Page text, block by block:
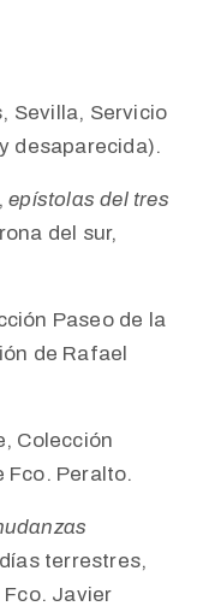
Sevilla, Servicio
desaparecida).
,epístolas del tres
del sur,
Paseo de la
de Rafael
Colección
Fco. Peralto.
terrestres,
Fco. Javier